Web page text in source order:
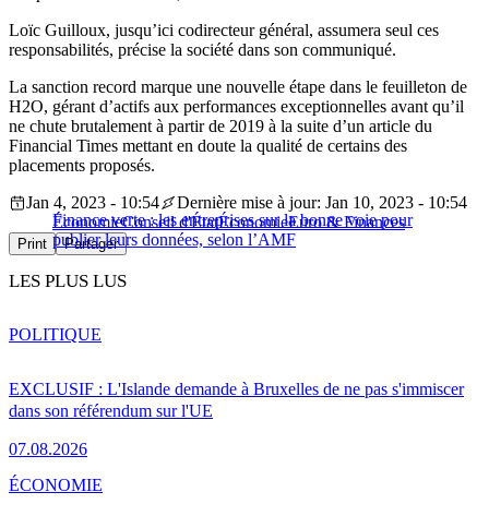
Loïc Guilloux, jusqu’ici codirecteur général, assumera seul ces
responsabilités, précise la société dans son communiqué.
La sanction record marque une nouvelle étape dans le feuilleton de
H2O, gérant d’actifs aux performances exceptionnelles avant qu’il
ne chute brutalement à partir de 2019 à la suite d’un article du
Financial Times mettant en doute la qualité de certains des
placements proposés.
Finance verte : les entreprises sur la bonne voie pour
publier leurs données, selon l’AMF
Jan 4, 2023 - 10:54
Dernière mise à jour: Jan 10, 2023 - 10:54
ÉconomieConseil d'ÉtatÉconomieEuro & Finances
Print Partager
LES PLUS LUS
EXCLUSIF : L'Islande demande à Bruxelles de ne pas s'immiscer
dans son référendum sur l'UE
07.08.2026
POLITIQUE
ÉCONOMIE